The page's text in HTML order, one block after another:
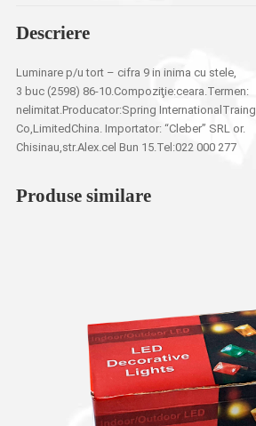
Descriere
Luminare p/u tort – cifra 9 in inima cu stele,
3 buc (2598) 86-10.Compoziţie:ceara.Termen:
nelimitat.Producator:Spring InternationalTraing
Co,LimitedChina. Importator: “Cleber” SRL or.
Chisinau,str.Alex.cel Bun 15.Tel:022 000 277
Produse similare